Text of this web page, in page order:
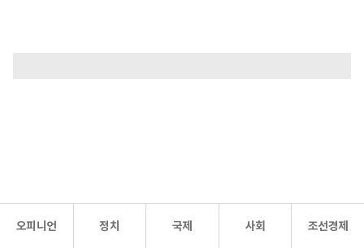
오피니언 정치 국제 사회 조선경제